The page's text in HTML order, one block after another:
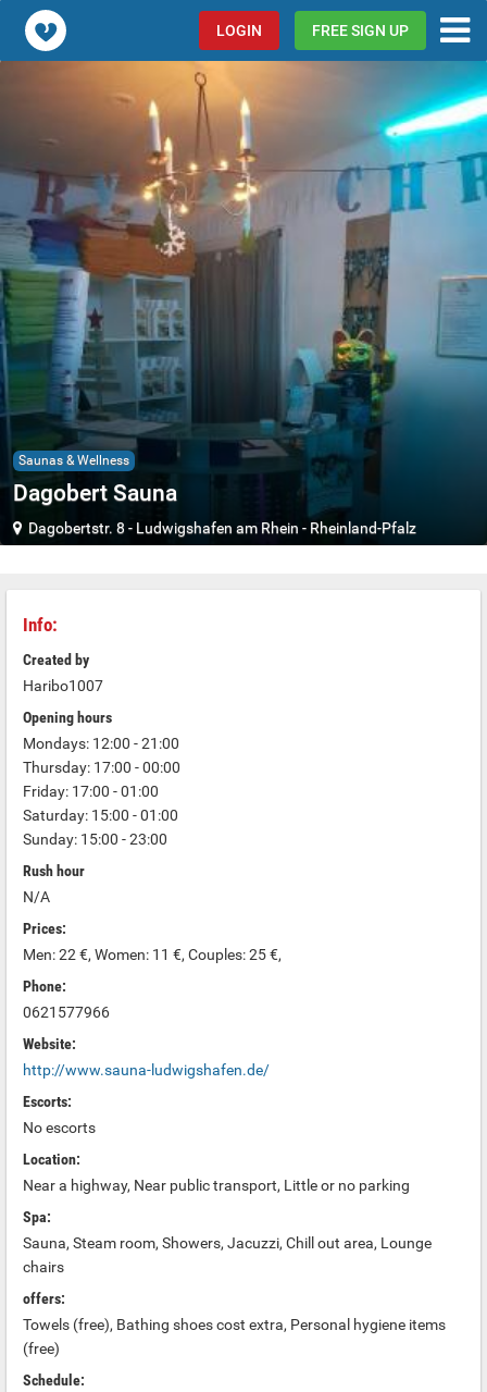
Popcorn.dating LOGIN FREE SIGN UP
Saunas & Wellness
Dagobert Sauna
Dagobertstr. 8 - Ludwigshafen am Rhein - Rheinland-Pfalz
Info:
Created by
Haribo1007
Opening hours
Mondays: 12:00 - 21:00
Thursday: 17:00 - 00:00
Friday: 17:00 - 01:00
Saturday: 15:00 - 01:00
Sunday: 15:00 - 23:00
Rush hour
N/A
Prices:
Men: 22 €, Women: 11 €, Couples: 25 €,
Phone:
0621577966
Website:
http://www.sauna-ludwigshafen.de/
Escorts:
No escorts
Location:
Near a highway, Near public transport, Little or no parking
Spa:
Sauna, Steam room, Showers, Jacuzzi, Chill out area, Lounge
chairs
offers:
Towels (free), Bathing shoes cost extra, Personal hygiene items
(free)
Schedule: